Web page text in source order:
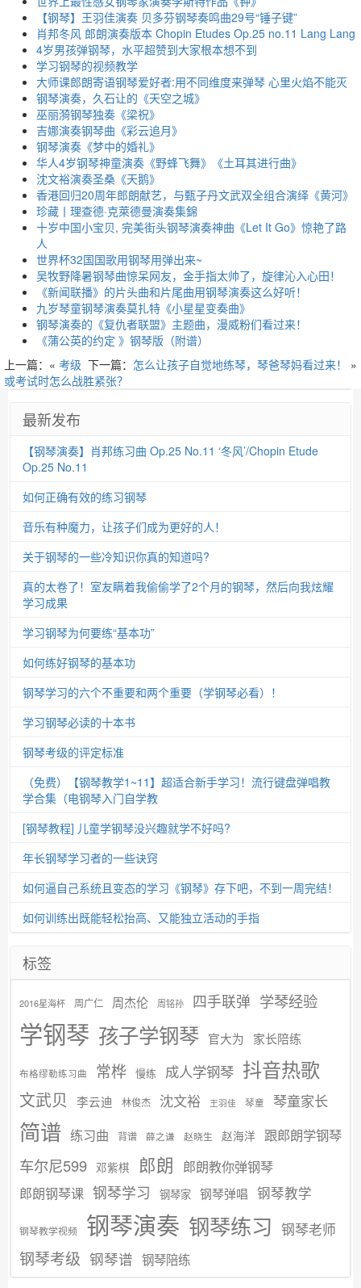
【钢琴】王羽佳演奏 贝多芬钢琴奏鸣曲29号“锤子键”
肖邦冬风 郎朗演奏版本 Chopin Etudes Op.25 no.11 Lang Lang
4岁男孩弹钢琴，水平超赞到大家根本想不到
学习钢琴的视频教学
大师课郎朗寄语钢琴爱好者:用不同维度来弹琴 心里火焰不能灭
钢琴演奏，久石让的《天空之城》
巫丽漪钢琴独奏《梁祝》
吉娜演奏钢琴曲《彩云追月》
钢琴演奏《梦中的婚礼》
华人4岁钢琴神童演奏《野蜂飞舞》《土耳其进行曲》
沈文裕演奏圣桑《天鹅》
香港回归20周年郎朗献艺，与甄子丹文武双全组合演绎《黄河》
珍藏丨理查德·克萊德曼演奏集錦
十岁中国小宝贝, 完美街头钢琴演奏神曲《Let It Go》惊艳了路
人
世界杯32国国歌用钢琴用弹出来~
吴牧野降暑钢琴曲惊呆网友，金手指太帅了，旋律沁入心田！
《新闻联播》的片头曲和片尾曲用钢琴演奏这么好听！
九岁琴童钢琴演奏莫扎特《小星星变奏曲》
钢琴演奏的《复仇者联盟》主题曲，漫威粉们看过来！
《蒲公英的约定 》钢琴版（附谱）
下一篇： 怎么让孩子自觉地练琴，琴爸琴妈看过来！ »
上一篇：« 考级
或考试时怎么战胜紧张？
最新发布
【钢琴演奏】肖邦练习曲 Op.25 No.11 ‘冬风’/Chopin Etude
Op.25 No.11
如何正确有效的练习钢琴
音乐有种魔力，让孩子们成为更好的人！
关于钢琴的一些冷知识你真的知道吗?
真的太卷了！室友瞒着我偷偷学了2个月的钢琴，然后向我炫耀
学习成果
学习钢琴为何要练“基本功”
如何练好钢琴的基本功
钢琴学习的六个不重要和两个重要（学钢琴必看）！
学习钢琴必读的十本书
钢琴考级的评定标准
（免费）【钢琴教学1~11】超适合新手学习！流行键盘弹唱教
学合集（电钢琴入门自学教
[钢琴教程] 儿童学钢琴没兴趣就学不好吗?
年长钢琴学习者的一些诀窍
如何逼自己系统且变态的学习《钢琴》存下吧，不到一周完结！
如何训练出既能轻松抬高、又能独立活动的手指
标签
2016星海杯 周广仁 周杰伦 周铭孙 四手联弹 学琴经验
学钢琴 孩子学钢琴 官大为 家长陪练
布格缪勒练习曲 常桦 慢练 成人学钢琴 抖音热歌
文武贝 李云迪 林俊杰 沈文裕 王羽佳 琴童 琴童家长
简谱 练习曲 背谱 薛之谦 赵晓生 赵海洋 跟郎朗学钢琴
车尔尼599 邓紫棋 郎朗 郎朗教你弹钢琴
郎朗钢琴课 钢琴学习 钢琴家 钢琴弹唱 钢琴教学
钢琴教学视频 钢琴演奏 钢琴练习 钢琴老师
钢琴考级 钢琴谱 钢琴陪练